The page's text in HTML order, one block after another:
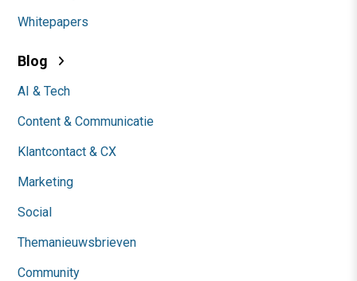
Whitepapers
Blog
AI & Tech
Content & Communicatie
Klantcontact & CX
Marketing
Social
Themanieuwsbrieven
Community